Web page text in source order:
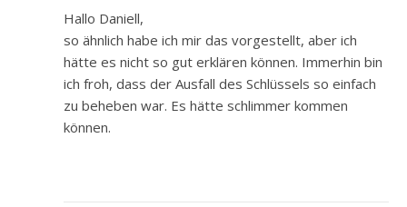
Hallo Daniell,
so ähnlich habe ich mir das vorgestellt, aber ich
hätte es nicht so gut erklären können. Immerhin bin
ich froh, dass der Ausfall des Schlüssels so einfach
zu beheben war. Es hätte schlimmer kommen
können.